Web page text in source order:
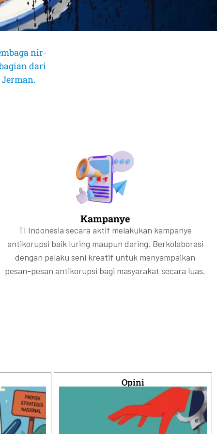
nir-
dari
Kampanye
TI Indonesia secara aktif melakukan kampanye
antikorupsi baik luring maupun daring. Berkolaborasi
dengan pelaku seni kreatif untuk menyampaikan
pesan-pesan antikorupsi bagi masyarakat secara luas.
Opini